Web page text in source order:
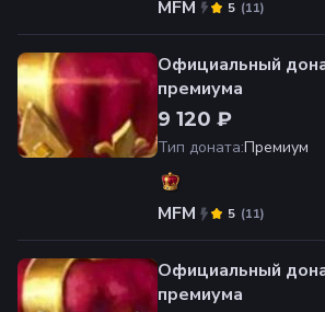
MFM (11)
5
Официальный
премиума
9 120 ₽
Тип доната:Премиум
MFM (11)
5
Официальный
премиума